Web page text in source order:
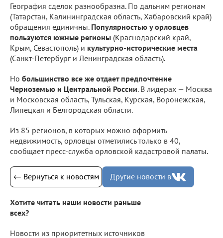
География сделок разнообразна. По дальним регионам
(Татарстан, Калининградская область, Хабаровский край)
обращения единичны. Популярностью у орловцев
пользуются южные регионы (Краснодарский край,
Крым, Севастополь) и культурно-исторические места
(Санкт-Петербург и Ленинградская область).
Но большинство все же отдает предпочтение
Черноземью и Центральной России. В лидерах — Москва
и Московская область, Тульская, Курская, Воронежская,
Липецкая и Белгородская области.
Из 85 регионов, в которых можно оформить
недвижимость, орловцы отметились только в 40,
сообщает пресс-служба орловской кадастровой палаты.
← Вернуться к новостям Другие новости в
Хотите читать наши новости раньше
всех?
Новости из приоритетных источников